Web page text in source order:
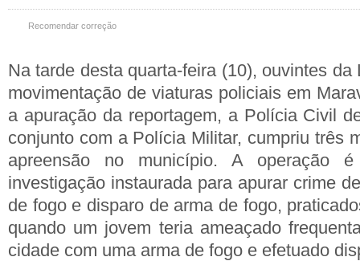
Recomendar correção
Na tarde desta quarta-feira (10), ouvintes da
movimentação de viaturas policiais em
a apuração da reportagem, a Polícia Civil
conjunto com a Polícia Militar, cumpriu três
apreensão no município. A operação é
investigação instaurada para apurar crime
de fogo e disparo de arma de fogo,
quando um jovem teria ameaçado
cidade com uma arma de fogo e efetuado